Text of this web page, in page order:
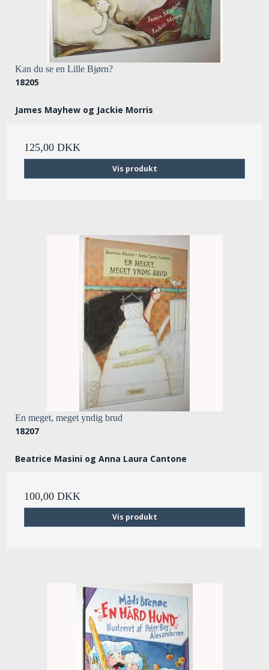
Kan du se en Lille Bjørn?
18205
James Mayhew og Jackie Morris
125,00 DKK
Vis produkt
En meget, meget yndig brud
18207
Beatrice Masini og Anna Laura Cantone
100,00 DKK
Vis produkt